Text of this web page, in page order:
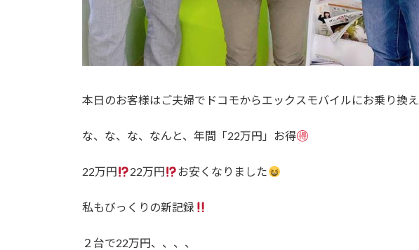
本日のお客様はご夫婦でドコモからエックスモバイルにお乗り換え
な、な、な、なんと、年間「22万円」お得
22万円 22万円 お安くなりました
私もびっくりの新記録
２台で22万円、、、、